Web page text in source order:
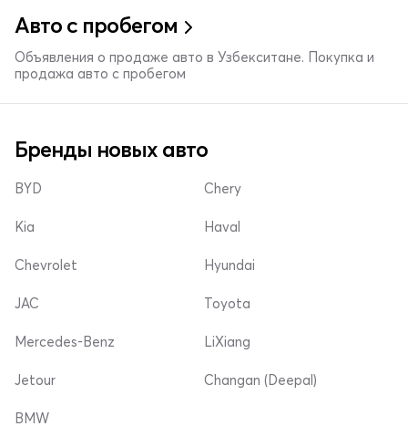
Авто с пробегом
Объявления о продаже авто в Узбекситане. Покупка и
продажа авто с пробегом
Бренды новых авто
BYD
Kia
Chevrolet
Chery
Haval
Hyundai
JAC
Mercedes-Benz
Jetour
Toyota
LiXiang
Changan (Deepal)
BMW